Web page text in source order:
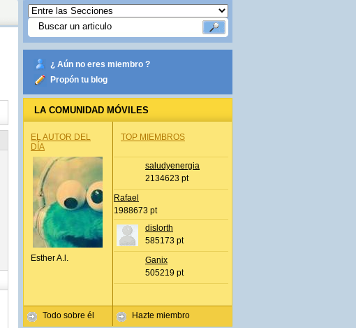
¿ Aún no eres miembro ?
Propón tu blog
LA COMUNIDAD MÓVILES
EL AUTOR DEL
DÍA
Esther A.l.
Todo sobre él
TOP MIEMBROS
saludyenergia
2134623 pt
Rafael
1988673 pt
dislorth
585173 pt
Ganix
505219 pt
Hazte miembro